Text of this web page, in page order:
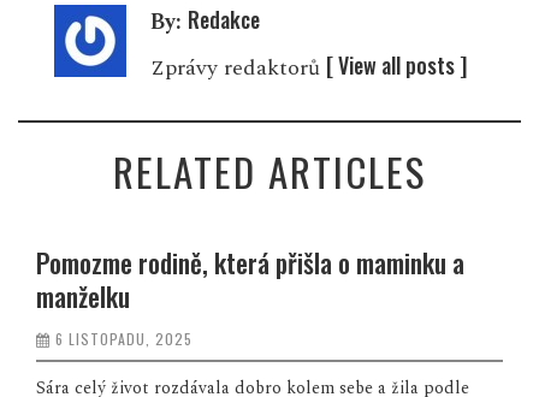
By: Redakce
Zprávy redaktorů [ View all posts ]
RELATED ARTICLES
Pomozme rodině, která přišla o maminku a
manželku
6 LISTOPADU, 2025
Sára celý život rozdávala dobro kolem sebe a žila podle